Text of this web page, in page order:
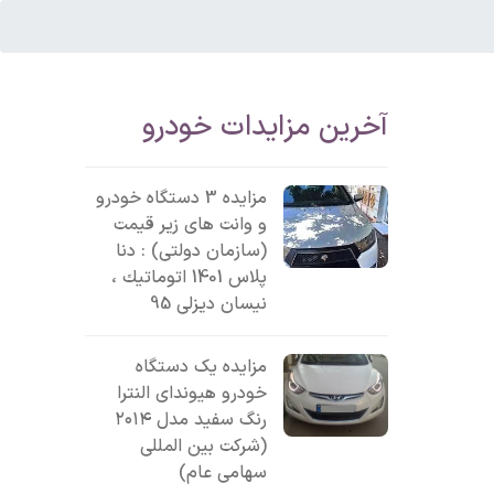
آخرین مزایدات خودرو
مزایده 3 دستگاه خودرو
و وانت های زیر قیمت
(سازمان دولتی) : دنا
پلاس 1401 اتوماتيك ،
نیسان دیزلی 95
مزایده یک دستگاه
خودرو هیوندای النترا
رنگ سفید مدل ۲۰۱۴
(شرکت بین المللی
سهامی عام)